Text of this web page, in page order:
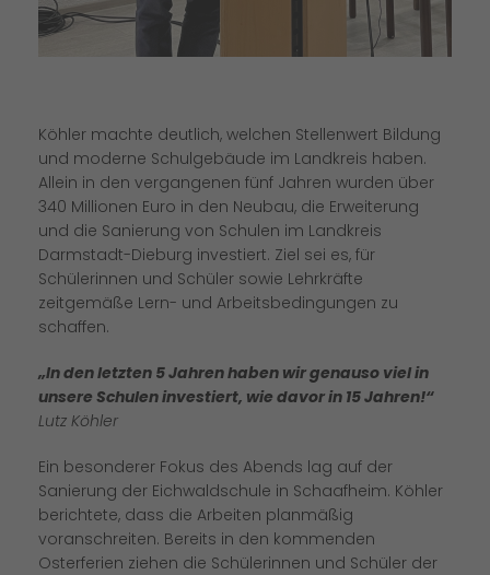
Köhler machte deutlich, welchen Stellenwert Bildung
und moderne Schulgebäude im Landkreis haben.
Allein in den vergangenen fünf Jahren wurden über
340 Millionen Euro in den Neubau, die Erweiterung
und die Sanierung von Schulen im Landkreis
Darmstadt-Dieburg investiert. Ziel sei es, für
Schülerinnen und Schüler sowie Lehrkräfte
zeitgemäße Lern- und Arbeitsbedingungen zu
schaffen.
In den letzten 5 Jahren haben wir genauso viel in
unsere Schulen investiert, wie davor in 15 Jahren!“
Lutz Köhler
Ein besonderer Fokus des Abends lag auf der
Sanierung der Eichwaldschule in Schaafheim. Köhler
berichtete, dass die Arbeiten planmäßig
voranschreiten. Bereits in den kommenden
Osterferien ziehen die Schülerinnen und Schüler der